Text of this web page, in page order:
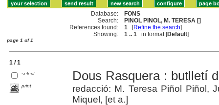
Database:
FONS
Search:
PINOL PINOL, M. TERESA []
References found:
1 [Refine the search]
Showing:
1 .. 1 in format [Default]
page 1 of 1
1 / 1
select
print
Dous Rasquera : butlletí
redacció: M. Teresa Piñol Piñol,
Miquel, [et a.]